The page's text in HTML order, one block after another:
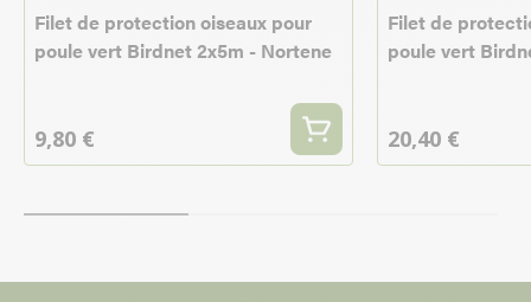
Filet de protection oiseaux pour
poule vert Birdnet 2x5m - Nortene
9,80 €
Filet de
poule vert
20,40 €